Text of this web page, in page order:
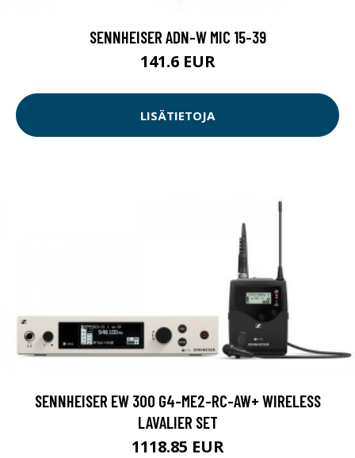
SENNHEISER ADN-W MIC 15-39
141.6 EUR
LISÄTIETOJA
SENNHEISER EW 300 G4-ME2-RC-AW+ WIRELESS
LAVALIER SET
1118.85 EUR